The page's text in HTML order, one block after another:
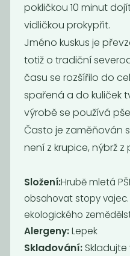
Bulgur hrubý
63Kč/ Kg
pokličkou 10 minut
vidličkou prokypřit.
Jméno kuskus je
totiž o tradiční
času se rozšířilo do
spařená a do kuliček
výrobě se používá
Často je zaměňován
není z krupice, nýbrž z
Složení:Hrubě mletá
obsahovat stopy
ekologického
Alergeny:Lepek
Skladování:Skladujte